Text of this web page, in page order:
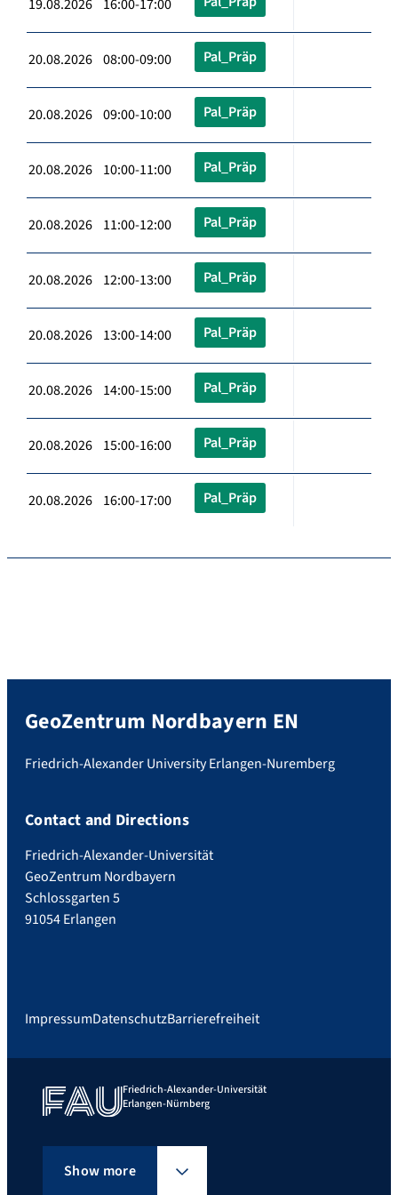
19.08.2026 16:00-17:00
20.08.2026 08:00-09:00 Pal_Präp
20.08.2026 09:00-10:00 Pal_Präp
20.08.2026 10:00-11:00 Pal_Präp
20.08.2026 11:00-12:00 Pal_Präp
20.08.2026 12:00-13:00 Pal_Präp
20.08.2026 13:00-14:00 Pal_Präp
20.08.2026 14:00-15:00 Pal_Präp
20.08.2026 15:00-16:00 Pal_Präp
20.08.2026 16:00-17:00 Pal_Präp
GeoZentrum Nordbayern EN
Friedrich-Alexander University Erlangen-Nuremberg
Contact and Directions
Friedrich-Alexander-Universität
GeoZentrum Nordbayern
Schlossgarten 5
91054 Erlangen
ImpressumDatenschutzBarrierefreiheit
Friedrich-Alexander-Universität
Erlangen-Nürnberg
Show more